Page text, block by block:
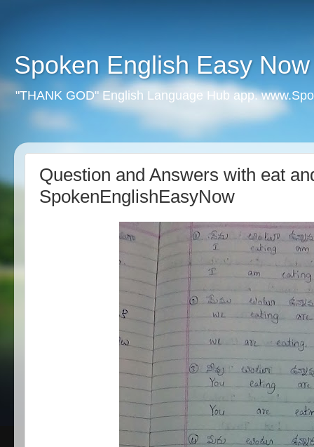
Spoken English Easy Now
"THANK GOD" English Language Hub app.
Question and Answers with eat
SpokenEnglishEasyNow